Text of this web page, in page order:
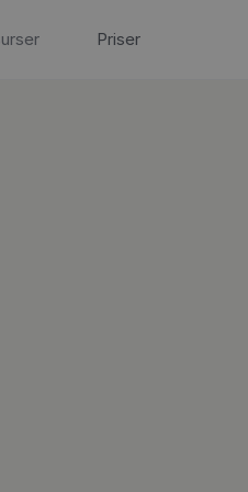
Priser